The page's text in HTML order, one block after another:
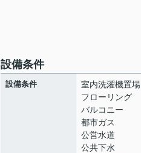
設備条件
設備条件
室内洗濯機置場
フローリング
バルコニー
都市ガス
公営水道
公共下水